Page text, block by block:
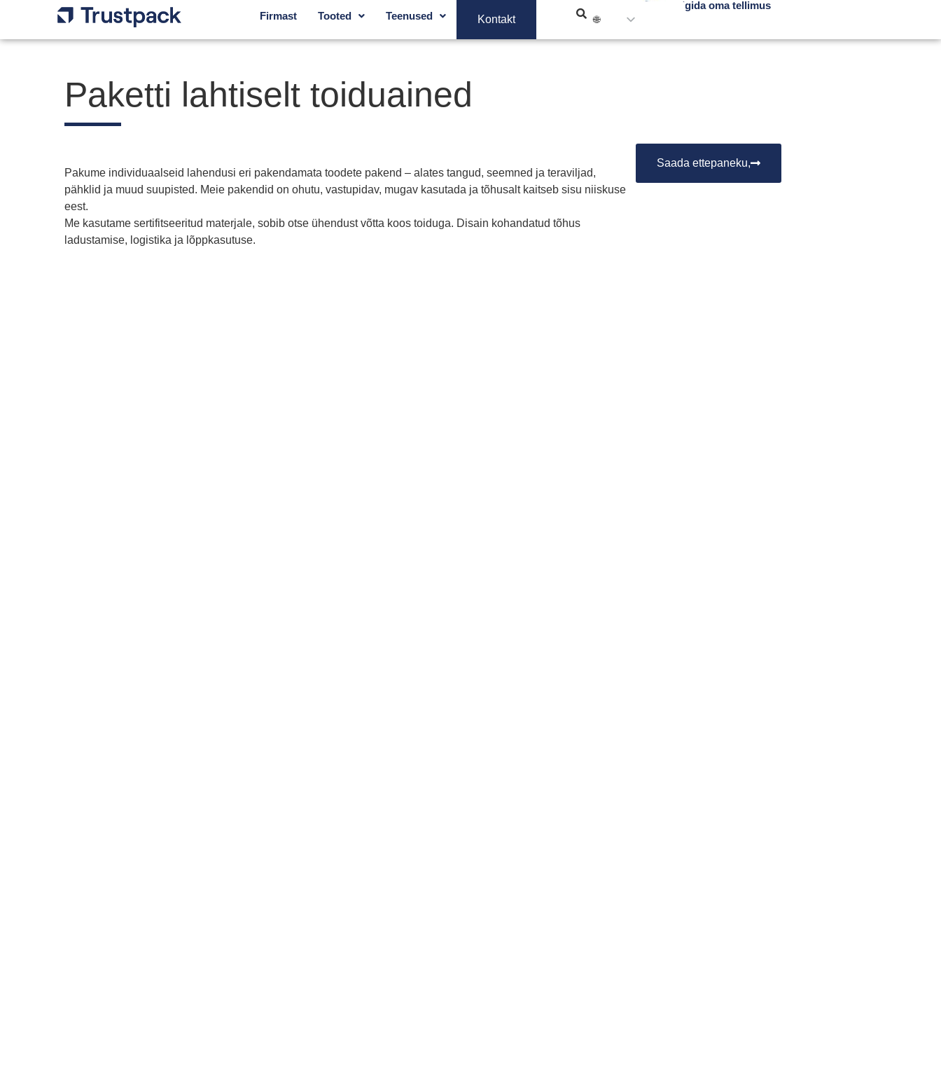
Firmast Tooted Teenused Kontakt
Jälgida oma tellimus
Paketti lahtiselt toiduained
Pakume individuaalseid lahendusi eri pakendamata toodete pakend – alates tangud, seemned ja teraviljad,
pähklid ja muud suupisted. Meie pakendid on ohutu, vastupidav, mugav kasutada ja tõhusalt kaitseb sisu niiskuse
eest.
Me kasutame sertifitseeritud materjale, sobib otse ühendust võtta koos toiduga. Disain kohandatud tõhus
ladustamise, logistika ja lõppkasutuse.
Saada ettepaneku,